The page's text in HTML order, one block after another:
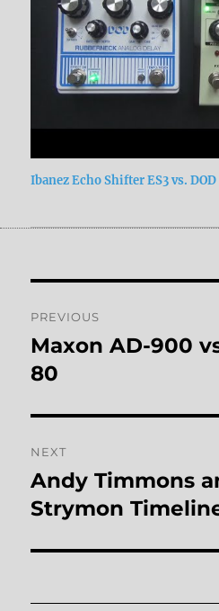
Ibanez Echo Shifter ES3 vs.
navigation
PREVIOUS
Previous
post:
Maxon AD-900
80
NEXT
Next
post:
Andy Timmons
Strymon